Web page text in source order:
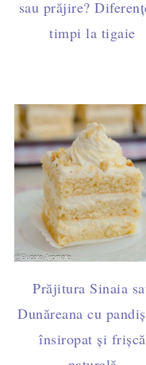
sau prăjire?
timpi la tigaie
Prăjitura Sinaia
Dunăreana cu
însiropat și frișcă